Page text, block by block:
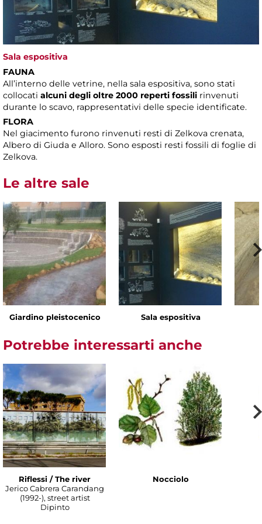
Sala espositiva
FAUNA
All’interno delle vetrine, nella sala espositiva, sono stati
collocati alcuni degli oltre 2000 reperti fossili rinvenuti
durante lo scavo, rappresentativi delle specie identificate.
FLORA
Nel giacimento furono rinvenuti resti di Zelkova crenata,
Albero di Giuda e Alloro. Sono esposti resti fossili di foglie di
Zelkova.
Le altre sale
Giardino pleistocenico Sala espositiva
Potrebbe interessarti anche
Riflessi / The river
Jerico Cabrera Carandang
(1992-), street artist
Dipinto
Nocciolo